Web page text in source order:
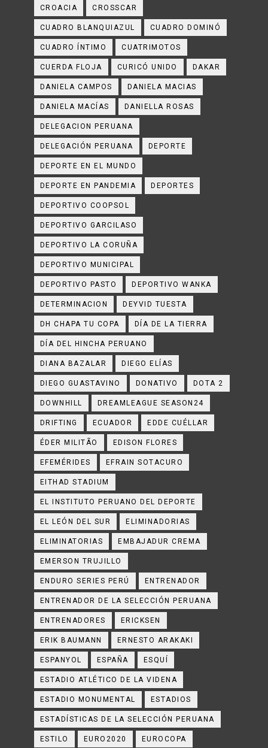
CROACIA CROSSCAR
CUADRO BLANQUIAZUL CUADRO DOMINÓ
CUADRO ÍNTIMO CUATRIMOTOS
CUERDA FLOJA CURICÓ UNIDO DAKAR
DANIELA CAMPOS DANIELA MACIAS
DANIELA MACÍAS DANIELLA ROSAS
DELEGACION PERUANA
DELEGACIÓN PERUANA DEPORTE
DEPORTE EN EL MUNDO
DEPORTE EN PANDEMIA DEPORTES
DEPORTIVO COOPSOL
DEPORTIVO GARCILASO
DEPORTIVO LA CORUÑA
DEPORTIVO MUNICIPAL
DEPORTIVO PASTO DEPORTIVO WANKA
DETERMINACION DEYVID TUESTA
DH CHAPA TU COPA DÍA DE LA TIERRA
DÍA DEL HINCHA PERUANO
DIANA BAZALAR DIEGO ELÍAS
DIEGO GUASTAVINO DONATIVO DOTA 2
DOWNHILL DREAMLEAGUE SEASON24
DRIFTING ECUADOR EDDE CUÉLLAR
ÉDER MILITÃO EDISON FLORES
EFEMÉRIDES EFRAIN SOTACURO
EITHAD STADIUM
EL INSTITUTO PERUANO DEL DEPORTE
EL LEÓN DEL SUR ELIMINADORIAS
ELIMINATORIAS EMBAJADUR CREMA
EMERSON TRUJILLO
ENDURO SERIES PERÚ ENTRENADOR
ENTRENADOR DE LA SELECCIÓN PERUANA
ENTRENADORES ERICKSEN
ERIK BAUMANN ERNESTO ARAKAKI
ESPANYOL ESPAÑA ESQUÍ
ESTADIO ATLÉTICO DE LA VIDENA
ESTADIO MONUMENTAL ESTADIOS
ESTADÍSTICAS DE LA SELECCIÓN PERUANA
ESTILO EURO2020 EUROCOPA